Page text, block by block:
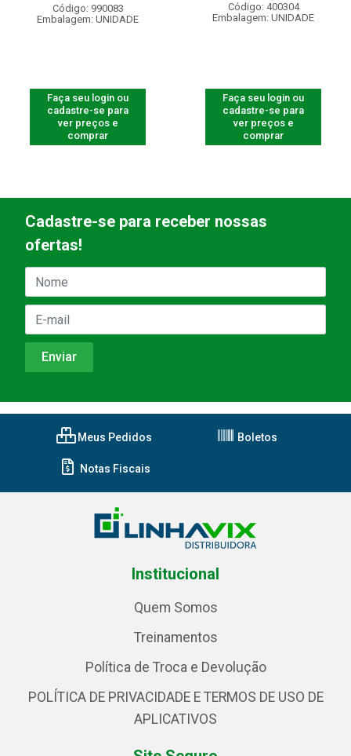
Código: 990083
Embalagem: UNIDADE
Faça seu login ou
cadastre-se para
ver preços e
comprar
Código: 400304
Embalagem: UNIDADE
Faça seu login ou
cadastre-se para
ver preços e
comprar
Cadastre-se para receber nossas
ofertas!
Meus Pedidos Boletos
Notas Fiscais
Institucional
Quem Somos
Treinamentos
Política de Troca e Devolução
POLÍTICA DE PRIVACIDADE E TERMOS DE USO DE
APLICATIVOS